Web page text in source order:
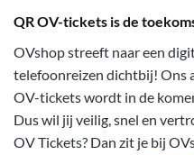
QR OV-tickets is de
OVshop streeft naar een
telefoonreizen dichtbij! Ons
OV-tickets wordt in de
Dus wil jij veilig, snel en
OV Tickets? Dan zit je bij